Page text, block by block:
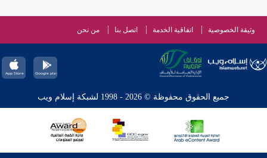
وثيقة الخصوصية اتفاقية الخدمة اتصل بنا من نحن
جميع الحقوق محفوظة © 2026 - 1998 لشبكة إسلام ويب